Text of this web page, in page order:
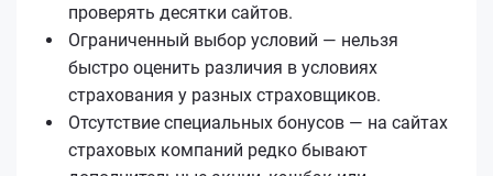
проверять десятки сайтов.
Ограниченный выбор условий — нельзя
быстро оценить различия в условиях
страхования у разных страховщиков.
Отсутствие специальных бонусов — на сайтах
страховых компаний редко бывают